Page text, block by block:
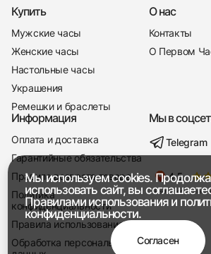
+7 916 221-
Мы насвязи 08:00 —
Купить
Мужские часы
Женские часы
Настольные часы
Украшения
Ремешки и браслеты
О нас
Контакты
О Первом
Информация
Оплата и доставка
Гарантийные обязательства
Правила возврата товара
Политика
конфиденциальности
Правила использования
Обработка персональных
Мы в
Telegram
Мы используем cookies.
использовать сайт, вы
Правилами использованияи
конфиденциальности.
Согласен